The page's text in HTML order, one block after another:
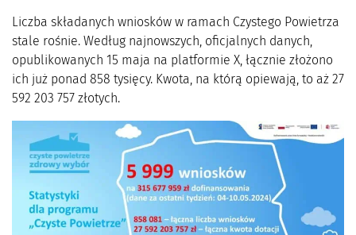
Liczba składanych wniosków w ramach Czystego Powietrza
stale rośnie. Według najnowszych, oficjalnych danych,
opublikowanych 15 maja na platformie X, łącznie złożono
ich już ponad 858 tysięcy. Kwota, na którą opiewają, to aż 27
592 203 757 złotych.